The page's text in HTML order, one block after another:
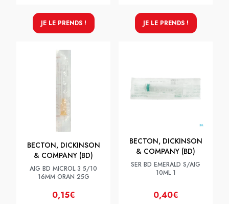
JE LE PRENDS ! JE LE PRENDS !
BECTON, DICKINSON
& COMPANY (BD)
AIG BD MICROL 3 5/10
16MM ORAN 25G
0,15€
BECTON, DICKINSON
& COMPANY (BD)
SER BD EMERALD S/AIG
10ML 1
0,40€